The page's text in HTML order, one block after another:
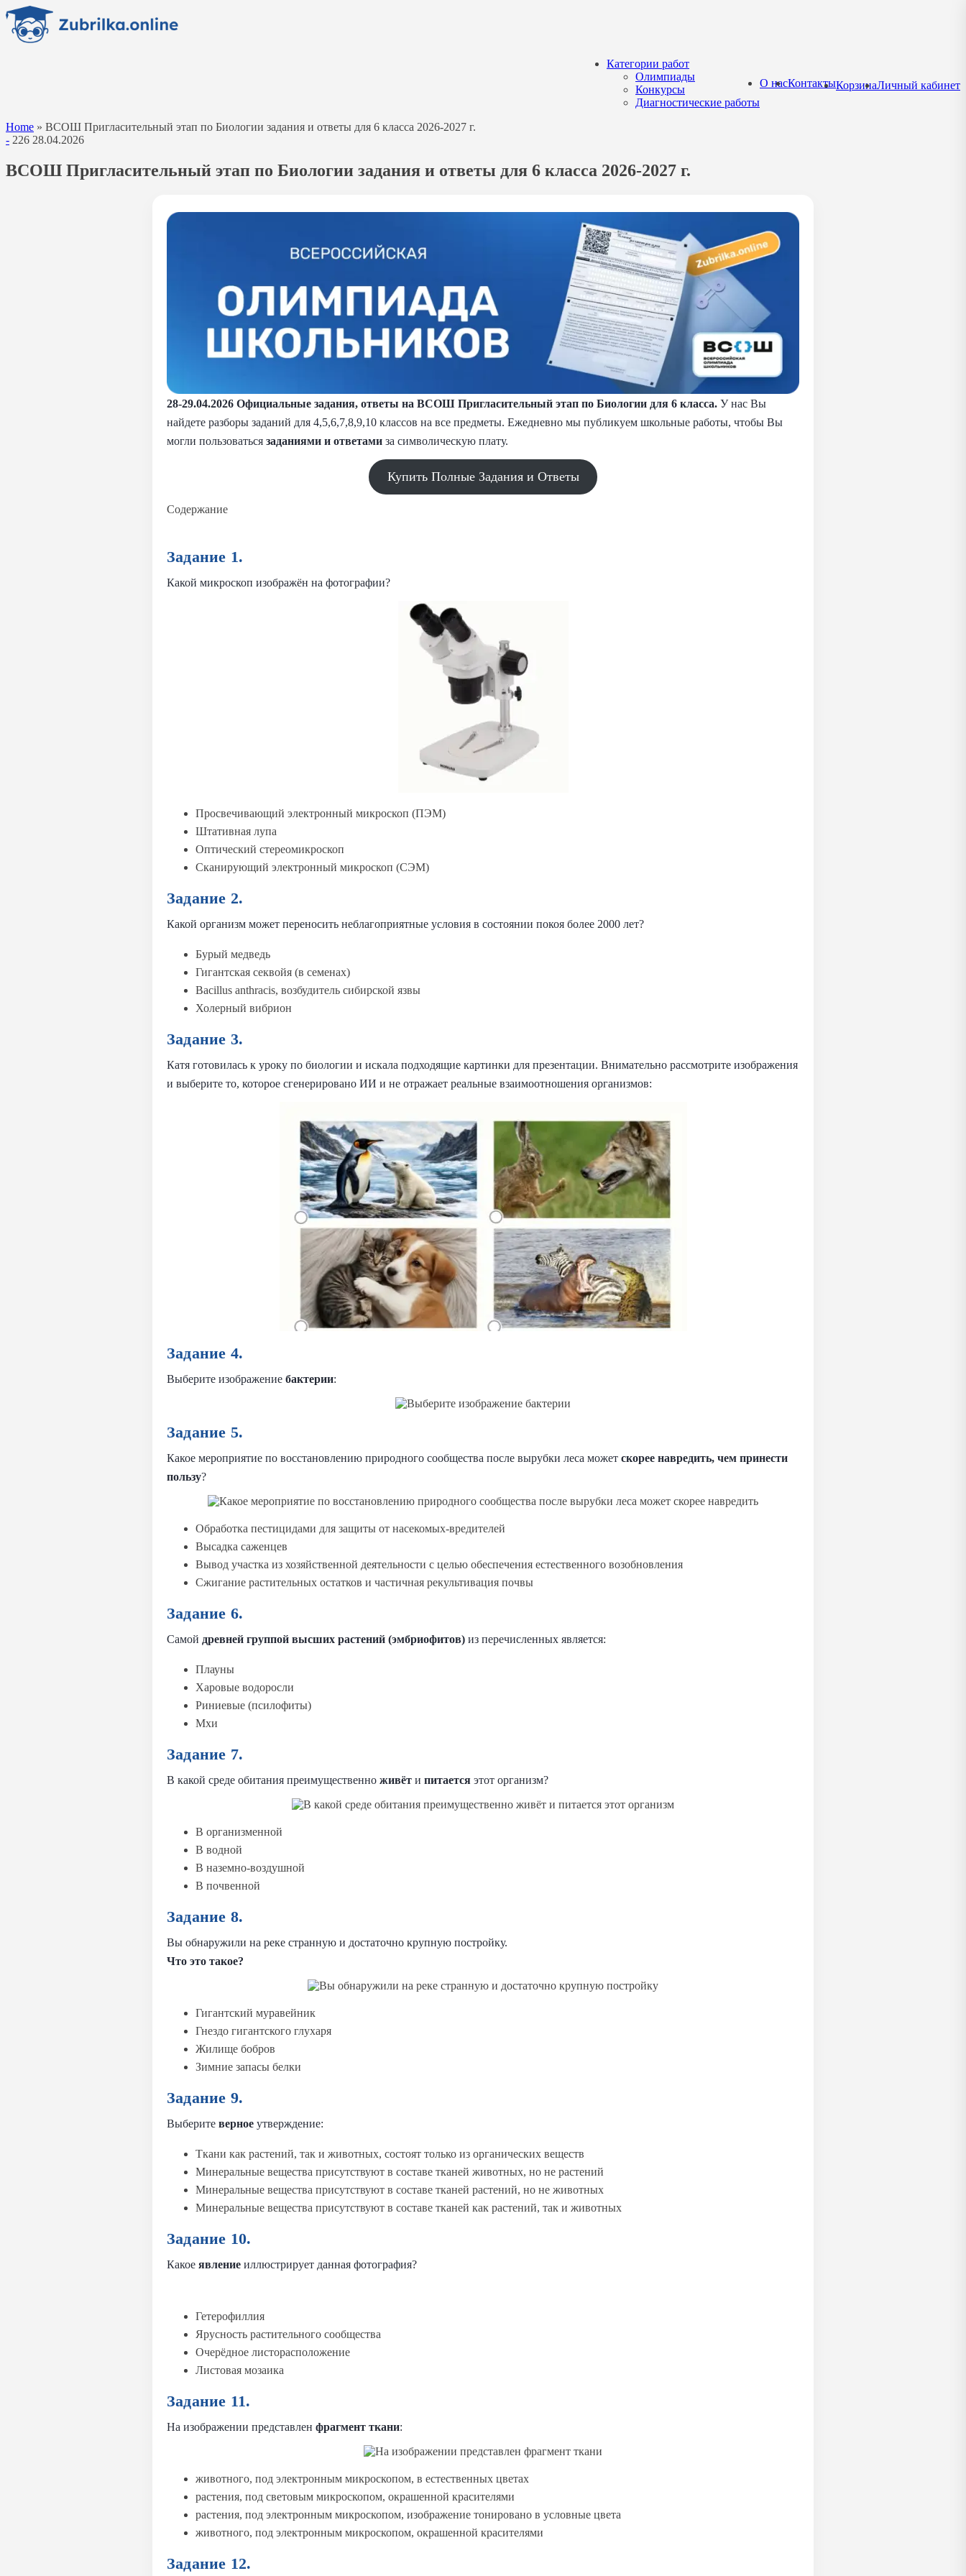
Перейти
содержанию
Категории работ
Олимпиады
Конкурсы
Диагностические работы
О насКонтактыКорзинаЛичный кабинет
Home » ВСОШ Пригласительный этап по Биологии задания и ответы для 6 класса 2026-2027 г.
- 226 28.04.2026
ВСОШ Пригласительный этап по Биологии задания и ответы для 6 класса 2026-2027 г.
28-29.04.2026 Официальные задания, ответы на ВСОШ Пригласительный этап по Биологии для 6 класса. У нас Вы
найдете разборы заданий для 4,5,6,7,8,9,10 классов на все предметы. Ежедневно мы публикуем школьные работы, чтобы Вы
могли пользоваться заданиями и ответами за символическую плату.
Купить Полные Задания и Ответы
Содержание
Задание 1.
Какой микроскоп изображён на фотографии?
Просвечивающий электронный микроскоп (ПЭМ)
Штативная лупа
Оптический стереомикроскоп
Сканирующий электронный микроскоп (СЭМ)
Задание 2.
Какой организм может переносить неблагоприятные условия в состоянии покоя более 2000 лет?
Бурый медведь
Гигантская секвойя (в семенах)
Bacillus anthracis, возбудитель сибирской язвы
Холерный вибрион
Задание 3.
Катя готовилась к уроку по биологии и искала подходящие картинки для презентации. Внимательно рассмотрите изображения
и выберите то, которое сгенерировано ИИ и не отражает реальные взаимоотношения организмов:
Задание 4.
Выберите изображение бактерии:
Задание 5.
Какое мероприятие по восстановлению природного сообщества после вырубки леса может скорее навредить, чем принести
пользу?
Обработка пестицидами для защиты от насекомых‑вредителей
Высадка саженцев
Вывод участка из хозяйственной деятельности с целью обеспечения естественного возобновления
Сжигание растительных остатков и частичная рекультивация почвы
Задание 6.
Самой древней группой высших растений (эмбриофитов) из перечисленных является:
Плауны
Харовые водоросли
Риниевые (псилофиты)
Мхи
Задание 7.
В какой среде обитания преимущественно живёт и питается этот организм?
В организменной
В водной
В наземно-воздушной
В почвенной
Задание 8.
Вы обнаружили на реке странную и достаточно крупную постройку.
Что это такое?
Гигантский муравейник
Гнездо гигантского глухаря
Жилище бобров
Зимние запасы белки
Задание 9.
Выберите верное утверждение:
Ткани как растений, так и животных, состоят только из органических веществ
Минеральные вещества присутствуют в составе тканей животных, но не растений
Минеральные вещества присутствуют в составе тканей растений, но не животных
Минеральные вещества присутствуют в составе тканей как растений, так и животных
Задание 10.
Какое явление иллюстрирует данная фотография?
Гетерофиллия
Ярусность растительного сообщества
Очерёдное листорасположение
Листовая мозаика
Задание 11.
На изображении представлен фрагмент ткани:
животного, под электронным микроскопом, в естественных цветах
растения, под световым микроскопом, окрашенной красителями
растения, под электронным микроскопом, изображение тонировано в условные цвета
животного, под электронным микроскопом, окрашенной красителями
Задание 12.